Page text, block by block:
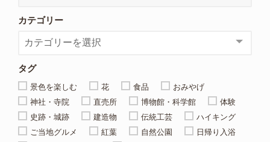
カテゴリー
タグ
景色を楽しむ 花 食品
おみやげ
神社・寺院
直売所 博物館・科学館
体験
史跡・城跡
建造物 伝統工芸
ハイキング
ご当地グルメ
紅葉 自然公園
日帰り入浴